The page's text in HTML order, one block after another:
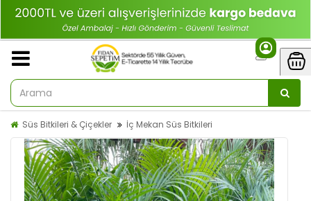
Süs Bitkileri & Çiçekler İç Mekan Süs Bitkileri